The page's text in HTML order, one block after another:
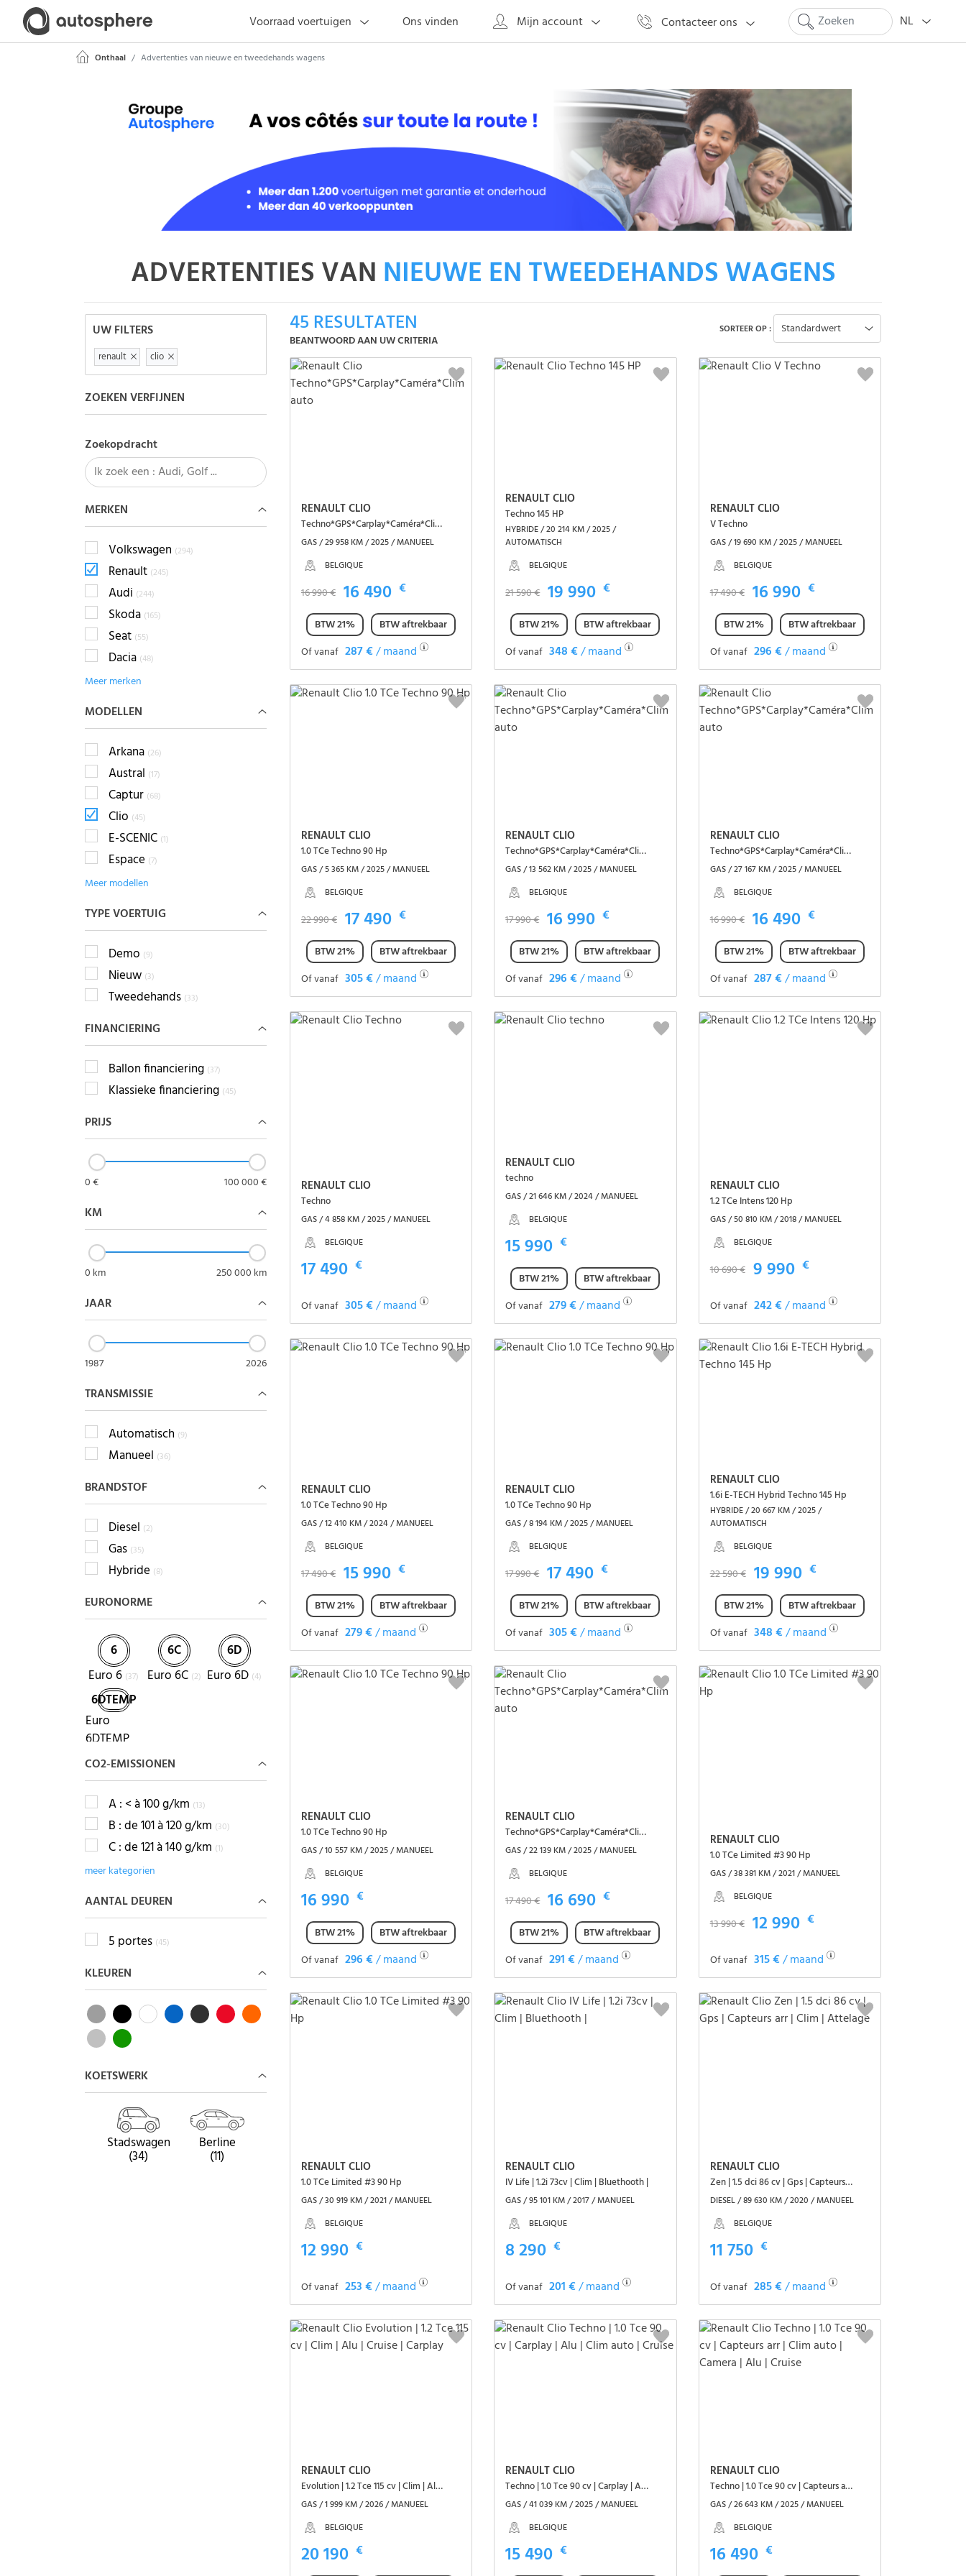
Voorraad voertuigen Ons vinden Mijn account Contacteer ons NL
Onthaal Advertenties van nieuwe en tweedehands wagens
ADVERTENTIES VAN NIEUWE EN TWEEDEHANDS WAGENS
UW FILTERS
renault clio
ZOEKEN VERFIJNEN
Zoekopdracht
MERKEN
Volkswagen (294)
Renault (245)
Audi (244)
Skoda (165)
Seat (55)
Dacia (48)
Meer merken
MODELLEN
Arkana (26)
Austral (17)
Captur (68)
Clio (45)
E-SCENIC (1)
Espace (7)
Meer modellen
TYPE VOERTUIG
Demo (9)
Nieuw (3)
Tweedehands (33)
FINANCIERING
Ballon financiering (37)
Klassieke financiering (45)
PRIJS
0 € 100 000 €
KM
0 km 250 000 km
JAAR
1987 2026
TRANSMISSIE
Automatisch (9)
Manueel (36)
BRANDSTOF
Diesel (2)
Gas (35)
Hybride (8)
EURONORME
6
Euro 6 (37)
6C
Euro 6C (2)
6D
Euro 6D (4)
6DTEMP
Euro
6DTEMP
(2)
CO2-EMISSIONEN
A : < à 100 g/km (13)
B : de 101 à 120 g/km (30)
C : de 121 à 140 g/km (1)
meer kategorien
AANTAL DEUREN
5 portes (45)
KLEUREN
KOETSWERK
Stadswagen
(34)
Berline
(11)
45 RESULTATEN
BEANTWOORD AAN UW CRITERIA
SORTEER OP : Standardwert
RENAULT CLIO
Techno*GPS*Carplay*Caméra*Clim auto
GAS / 29 958 KM / 2025 / MANUEEL
BELGIQUE
16 990 € 16 490 €
BTW 21%
BTW aftrekbaar
Of vanaf 287 €/ maand
Het voertuig zien
RENAULT CLIO
Techno 145 HP
HYBRIDE / 20 214 KM / 2025 /
AUTOMATISCH
BELGIQUE
21 590 € 19 990 €
BTW 21%
BTW aftrekbaar
Of vanaf 348 €/ maand
Het voertuig zien
RENAULT CLIO
V Techno
GAS / 19 690 KM / 2025 / MANUEEL
BELGIQUE
17 490 € 16 990 €
BTW 21%
BTW aftrekbaar
Of vanaf 296 €/ maand
Het voertuig zien
RENAULT CLIO
1.0 TCe Techno 90 Hp
GAS / 5 365 KM / 2025 / MANUEEL
BELGIQUE
22 990 € 17 490 €
BTW 21%
BTW aftrekbaar
Of vanaf 305 €/ maand
Het voertuig zien
RENAULT CLIO
Techno*GPS*Carplay*Caméra*Clim auto
GAS / 13 562 KM / 2025 / MANUEEL
BELGIQUE
17 990 € 16 990 €
BTW 21%
BTW aftrekbaar
Of vanaf 296 €/ maand
Het voertuig zien
RENAULT CLIO
Techno*GPS*Carplay*Caméra*Clim auto
GAS / 27 167 KM / 2025 / MANUEEL
BELGIQUE
16 990 € 16 490 €
BTW 21%
BTW aftrekbaar
Of vanaf 287 €/ maand
Het voertuig zien
RENAULT CLIO
Techno
GAS / 4 858 KM / 2025 / MANUEEL
BELGIQUE
17 490 €
Of vanaf 305 €/ maand
Het voertuig zien
RENAULT CLIO
techno
GAS / 21 646 KM / 2024 / MANUEEL
BELGIQUE
15 990 €
BTW 21%
BTW aftrekbaar
Of vanaf 279 €/ maand
Het voertuig zien
RENAULT CLIO
1.2 TCe Intens 120 Hp
GAS / 50 810 KM / 2018 / MANUEEL
BELGIQUE
10 690 € 9 990 €
Of vanaf 242 €/ maand
Het voertuig zien
RENAULT CLIO
1.0 TCe Techno 90 Hp
GAS / 12 410 KM / 2024 / MANUEEL
BELGIQUE
17 490 € 15 990 €
BTW 21%
BTW aftrekbaar
Of vanaf 279 €/ maand
Het voertuig zien
RENAULT CLIO
1.0 TCe Techno 90 Hp
GAS / 8 194 KM / 2025 / MANUEEL
BELGIQUE
17 990 € 17 490 €
BTW 21%
BTW aftrekbaar
Of vanaf 305 €/ maand
Het voertuig zien
RENAULT CLIO
1.6i E-TECH Hybrid Techno 145 Hp
HYBRIDE / 20 667 KM / 2025 /
AUTOMATISCH
BELGIQUE
22 590 € 19 990 €
BTW 21%
BTW aftrekbaar
Of vanaf 348 €/ maand
Het voertuig zien
RENAULT CLIO
1.0 TCe Techno 90 Hp
GAS / 10 557 KM / 2025 / MANUEEL
BELGIQUE
16 990 €
BTW 21%
BTW aftrekbaar
Of vanaf 296 €/ maand
Het voertuig zien
RENAULT CLIO
Techno*GPS*Carplay*Caméra*Clim auto
GAS / 22 139 KM / 2025 / MANUEEL
BELGIQUE
17 490 € 16 690 €
BTW 21%
BTW aftrekbaar
Of vanaf 291 €/ maand
Het voertuig zien
RENAULT CLIO
1.0 TCe Limited #3 90 Hp
GAS / 38 381 KM / 2021 / MANUEEL
BELGIQUE
13 990 € 12 990 €
Of vanaf 315 €/ maand
Het voertuig zien
RENAULT CLIO
1.0 TCe Limited #3 90 Hp
GAS / 30 919 KM / 2021 / MANUEEL
BELGIQUE
12 990 €
Of vanaf 253 €/ maand
Het voertuig zien
RENAULT CLIO
IV Life | 1.2i 73cv | Clim | Bluethooth |
GAS / 95 101 KM / 2017 / MANUEEL
BELGIQUE
8 290 €
Of vanaf 201 €/ maand
Het voertuig zien
RENAULT CLIO
Zen | 1.5 dci 86 cv | Gps | Capteurs arr | Clim | Attelage
DIESEL / 89 630 KM / 2020 / MANUEEL
BELGIQUE
11 750 €
Of vanaf 285 €/ maand
Het voertuig zien
RENAULT CLIO
Evolution | 1.2 Tce 115 cv | Clim | Alu | Cruise | Carplay
GAS / 1 999 KM / 2026 / MANUEEL
BELGIQUE
20 190 €
RENAULT CLIO
Techno | 1.0 Tce 90 cv | Carplay | Alu | Clim auto | Cruise
GAS / 41 039 KM / 2025 / MANUEEL
BELGIQUE
15 490 €
RENAULT CLIO
Techno | 1.0 Tce 90 cv | Capteurs arr | Clim auto | Camera | Alu | Cruise
GAS / 26 643 KM / 2025 / MANUEEL
BELGIQUE
16 490 €